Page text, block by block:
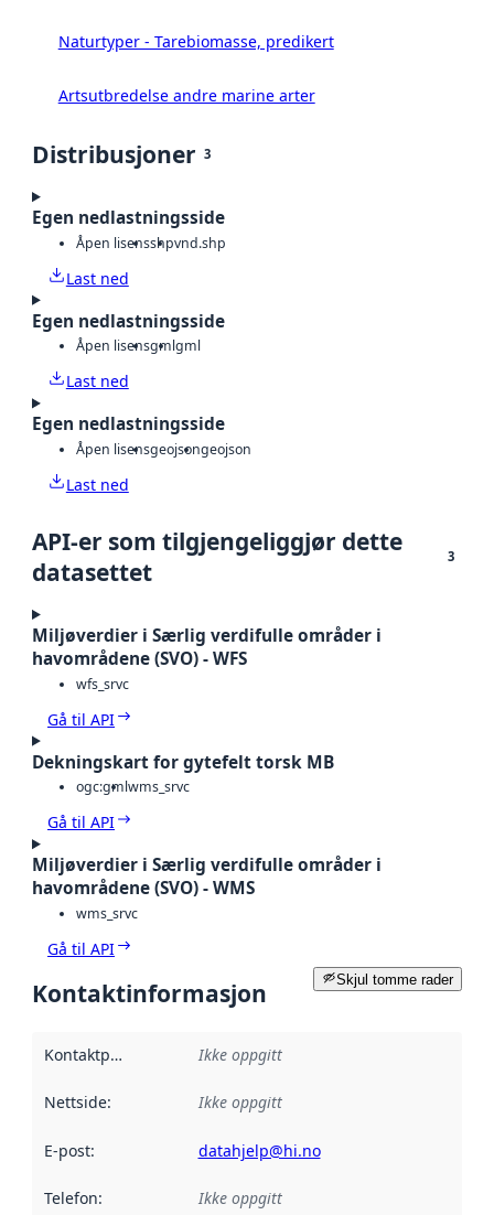
Naturtyper - Tarebiomasse, predikert
Artsutbredelse andre marine arter
Distribusjoner 3
Egen nedlastningsside
Åpen lisensshpvnd.shp
Last ned
Egen nedlastningsside
Åpen lisensgmlgml
Last ned
Egen nedlastningsside
Åpen lisensgeojsongeojson
Last ned
API-er som tilgjengeliggjør dette
datasettet
3
Miljøverdier i Særlig verdifulle områder i
havområdene (SVO) - WFS
wfs_srvc
Gå til API
Dekningskart for gytefelt torsk MB
ogc:gmlwms_srvc
Gå til API
Miljøverdier i Særlig verdifulle områder i
havområdene (SVO) - WMS
wms_srvc
Gå til API
Skjul tomme rader
Kontaktinformasjon
Kontaktpunkt Ikke oppgitt
Nettside: Ikke oppgitt
E-post: datahjelp@hi.no
Telefon: Ikke oppgitt